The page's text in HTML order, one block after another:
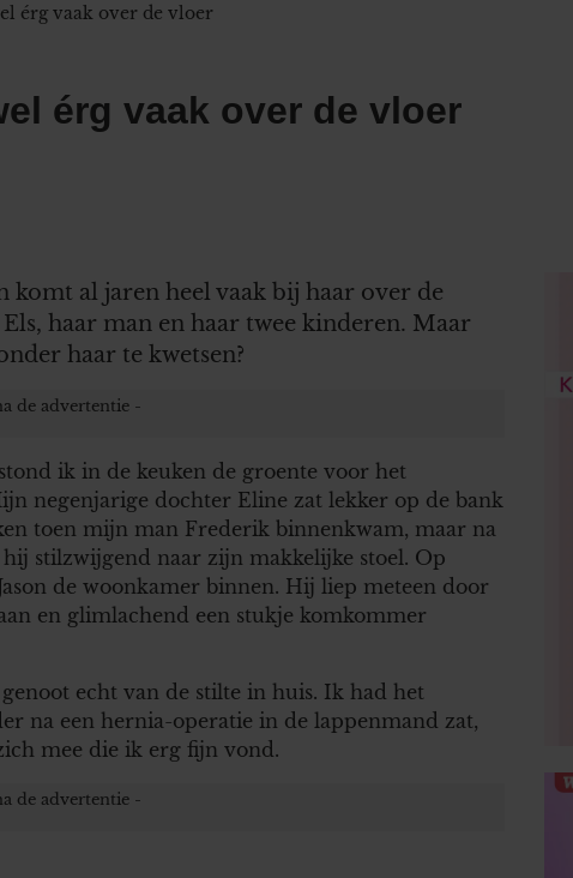
érg vaak over de vloer
érg vaak over de vloer
komt al jaren heel vaak bij haar over de
haar man en haar twee kinderen. Maar
haar te kwetsen?
ik in de keuken de groente voor het
negenjarige dochter Eline zat lekker op de bank
toen mijn man Frederik binnenkwam, maar na
stilzwijgend naar zijn makkelijke stoel. Op
de woonkamer binnen. Hij liep meteen door
en glimlachend een stukje komkommer
echt van de stilte in huis. Ik had het
na een hernia-operatie in de lappenmand zat,
mee die ik erg fijn vond.